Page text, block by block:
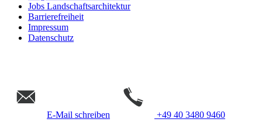
Jobs Landschaftsarchitektur
Barrierefreiheit
Impressum
Datenschutz
E-Mail schreiben
+49 40 3480 9460